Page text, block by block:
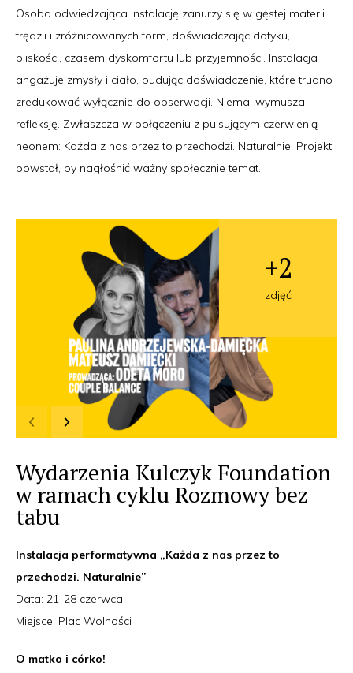
Osoba odwiedzająca instalację zanurzy się w gęstej materii
frędzli i zróżnicowanych form, doświadczając dotyku,
bliskości, czasem dyskomfortu lub przyjemności. Instalacja
angażuje zmysły i ciało, budując doświadczenie, które trudno
zredukować wyłącznie do obserwacji. Niemal wymusza
refleksję. Zwłaszcza w połączeniu z pulsującym czerwienią
neonem: Każda z nas przez to przechodzi. Naturalnie. Projekt
powstał, by nagłośnić ważny społecznie temat.
+2
zdjęć
Wydarzenia Kulczyk Foundation
w ramach cyklu Rozmowy bez
tabu
Instalacja performatywna „Każda z nas przez to
przechodzi. Naturalnie”
Data: 21-28 czerwca
Miejsce: Plac Wolności
O matko i córko!